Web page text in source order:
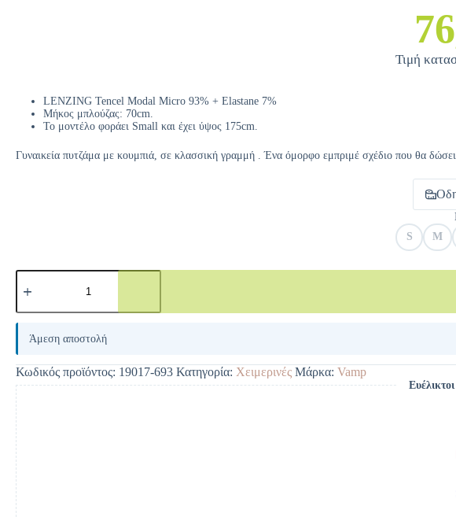
Τιμή
LENZING Tencel Modal Micro 93% + Elastane 7%
Μήκος μπλούζας: 70cm.
Το μοντέλο φοράει Small και έχει ύψος 175cm.
Γυναικεία πυτζάμα με κουμπιά, σε κλασσική γραμμή . Ένα όμορφο εμπριμέ σχέδιο που θα
S M
A
e
r
n
a
t
i
v
e
:
Άμεση αποστολή
Κωδικός προϊόντος: 19017-693 Κατηγορία: Χειμερινές Μάρκα: Vamp